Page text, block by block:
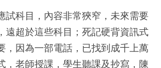
試科目，內容非常狹窄，未來需要
遠超於這些科目；死記硬背資訊式
，因為一部電話，已找到成千上萬
，老師授課，學生聽課及抄寫，陳